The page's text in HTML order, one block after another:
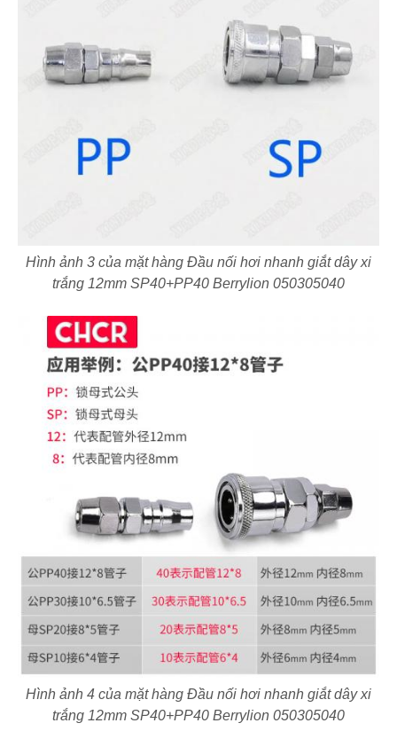
Hình ảnh 3 của mặt hàng Đầu nối hơi nhanh giắt dây xi
trắng 12mm SP40+PP40 Berrylion 050305040
Hình ảnh 4 của mặt hàng Đầu nối hơi nhanh giắt dây xi
trắng 12mm SP40+PP40 Berrylion 050305040